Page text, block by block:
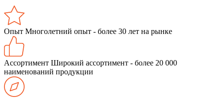
Опыт Многолетний опыт - более 30 лет на рынке
Ассортимент Широкий ассортимент - более 20 000
наименований продукции